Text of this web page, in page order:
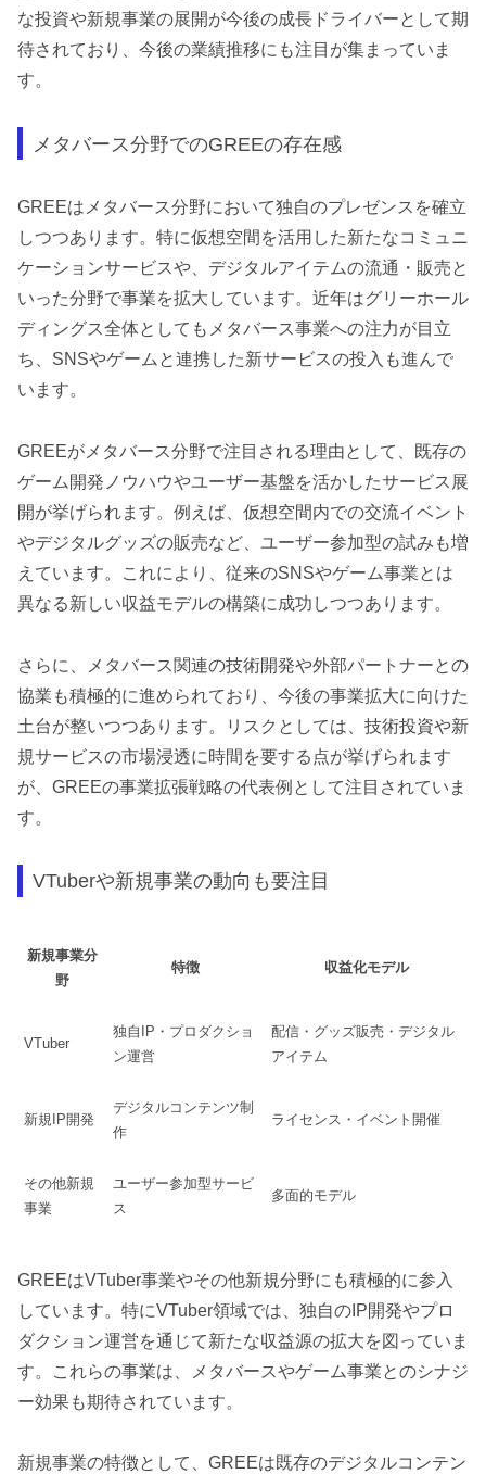
な投資や新規事業の展開が今後の成長ドライバーとして期
待されており、今後の業績推移にも注目が集まっていま
す。
メタバース分野でのGREEの存在感
GREEはメタバース分野において独自のプレゼンスを確立
しつつあります。特に仮想空間を活用した新たなコミュニ
ケーションサービスや、デジタルアイテムの流通・販売と
いった分野で事業を拡大しています。近年はグリーホール
ディングス全体としてもメタバース事業への注力が目立
ち、SNSやゲームと連携した新サービスの投入も進んで
います。
GREEがメタバース分野で注目される理由として、既存の
ゲーム開発ノウハウやユーザー基盤を活かしたサービス展
開が挙げられます。例えば、仮想空間内での交流イベント
やデジタルグッズの販売など、ユーザー参加型の試みも増
えています。これにより、従来のSNSやゲーム事業とは
異なる新しい収益モデルの構築に成功しつつあります。
さらに、メタバース関連の技術開発や外部パートナーとの
協業も積極的に進められており、今後の事業拡大に向けた
土台が整いつつあります。リスクとしては、技術投資や新
規サービスの市場浸透に時間を要する点が挙げられます
が、GREEの事業拡張戦略の代表例として注目されていま
す。
VTuberや新規事業の動向も要注目
新規事業分
野
特徴 収益化モデル
VTuber
独自IP・プロダクショ
ン運営
配信・グッズ販売・デジタル
アイテム
新規IP開発
デジタルコンテンツ制
作
ライセンス・イベント開催
その他新規
事業
ユーザー参加型サービ
ス
多面的モデル
GREEはVTuber事業やその他新規分野にも積極的に参入
しています。特にVTuber領域では、独自のIP開発やプロ
ダクション運営を通じて新たな収益源の拡大を図っていま
す。これらの事業は、メタバースやゲーム事業とのシナジ
ー効果も期待されています。
新規事業の特徴として、GREEは既存のデジタルコンテン